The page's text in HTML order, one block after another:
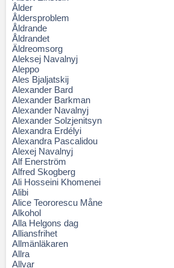
Ålder
Åldersproblem
Åldrande
Åldrandet
Äldreomsorg
Aleksej Navalnyj
Aleppo
Ales Bjaljatskij
Alexander Bard
Alexander Barkman
Alexander Navalnyj
Alexander Solzjenitsyn
Alexandra Erdélyi
Alexandra Pascalidou
Alexej Navalnyj
Alf Enerström
Alfred Skogberg
Ali Hosseini Khomenei
Alibi
Alice Teororescu Måne
Alkohol
Alla Helgons dag
Alliansfrihet
Allmänläkaren
Allra
Allvar